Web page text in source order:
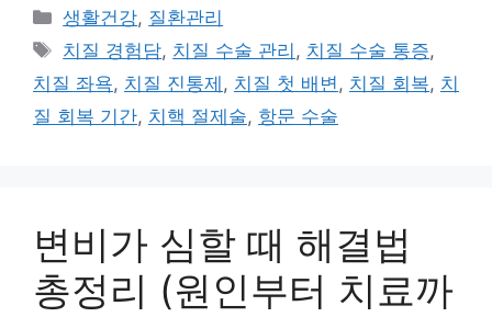
카
테
고
리
생활건강, 질환관리
태
그
치질 경험담, 치질 수술 관리 , 치질 수술 통증,
치질 좌욕, 치질 진통제 , 치질 첫 배변 , 치질 회복, 치
질 회복 기간, 치핵 절제술, 항문 수술
변비가 심할 때 해결법
총정리 (원인부터 치료까